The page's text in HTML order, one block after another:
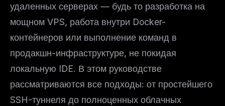
удаленных серверах — будь то разработка на
мощном VPS, работа внутри Docker-
контейнеров или выполнение команд в
продакшн-инфраструктуре, не покидая
локальную IDE. В этом руководстве
рассматриваются все подходы: от простейшего
SSH-туннеля до полноценных облачных